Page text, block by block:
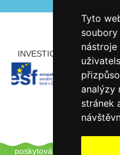
Tyto
nástroje
analýzy
stránek
INVESTICE ROZVOJE DO
Copyright © 2012 - 2026
poskytování služeb a